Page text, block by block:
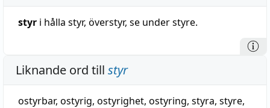
styr i hålla styr, överstyr, se under styre.
Liknande ord till styr
ostyrbar, ostyrig, ostyrighet, ostyring, styra, styre,